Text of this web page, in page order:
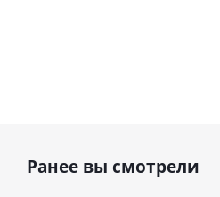
Ранее вы смотрели